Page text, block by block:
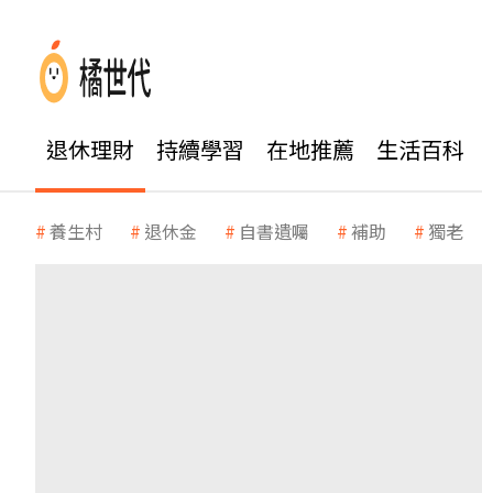
退休理財 持續學習 在地推薦 生活百科
養生村 退休金 自書遺囑 補助 獨老